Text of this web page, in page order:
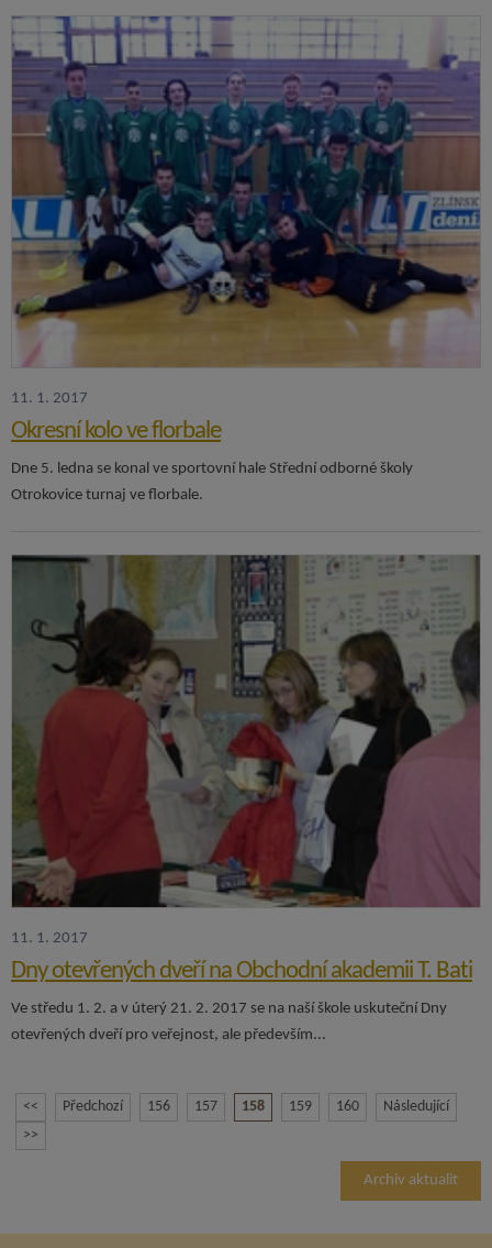
11. 1. 2017
Okresní kolo ve florbale
Dne 5. ledna se konal ve sportovní hale Střední odborné školy
Otrokovice turnaj ve florbale.
11. 1. 2017
Dny otevřených dveří na Obchodní akademii T. Bati
Ve středu 1. 2. a v úterý 21. 2. 2017 se na naší škole uskuteční Dny
otevřených dveří pro veřejnost, ale především...
<< Předchozí 156 157 158 159 160
Následující
>>
Archiv aktualit